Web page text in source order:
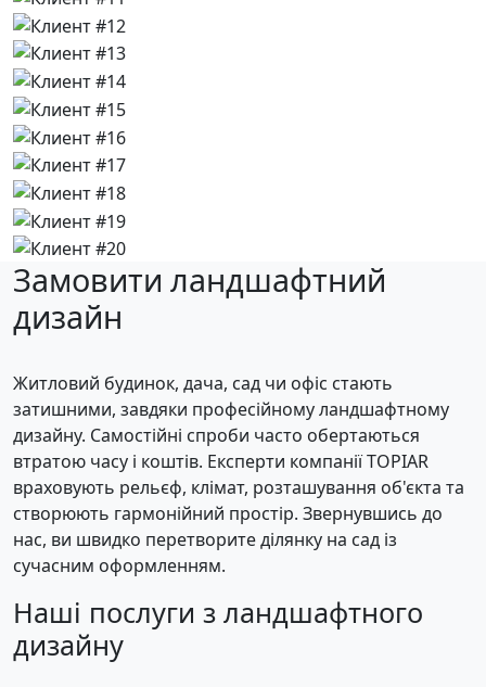
Замовити ландшафтний
дизайн
Житловий будинок, дача, сад чи офіс стають
затишними, завдяки професійному ландшафтному
дизайну. Самостійні спроби часто обертаються
втратою часу і коштів. Експерти компанії TOPIAR
враховують рельєф, клімат, розташування об'єкта та
створюють гармонійний простір. Звернувшись до
нас, ви швидко перетворите ділянку на сад із
сучасним оформленням.
Наші послуги з ландшафтного
дизайну